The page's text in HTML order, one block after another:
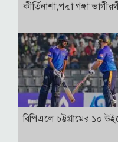
কীর্তিনাশা,পদ্মা গঙ্গা
বিপিএলে চট্টগ্রামের ১০